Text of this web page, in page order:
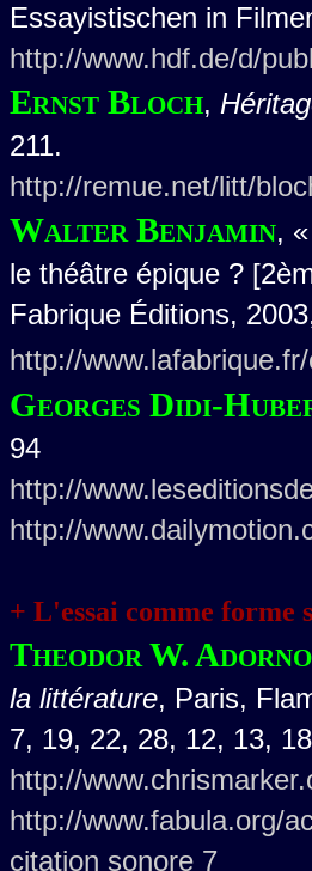
Essayistischen in
http://www.hdf.de/d/
Ernst Bloch,
211.
http://remue.net/litt/
Walter Benjamin,
le théâtre épique ?
Fabrique Éditions,
http://
Georges Didi-
94
http://
http://
+ L'essai comme forme
Theodor W. Adorno
la littérature, Paris,
7, 19, 22, 28, 12, 13,
http://
http://www.fabula.org/
citation sonore 7